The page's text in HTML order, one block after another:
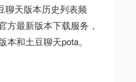
聊天版本历史列表频
方最新版本下载服务，
和土豆聊天pota。